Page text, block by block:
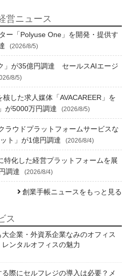
営ニュース
ー「Polyuse One」を開発・提供す
(2026/8/5)
」が35億円調達 セールスAIエージ
8/5)
した求人媒体「AVACAREER」を
が5000万円調達
(2026/8/5)
ラウドプラットフォームサービスな
ト」が1億円調達
(2026/8/4)
特化した経営プラットフォームを展
調達
(2026/8/4)
創業手帳ニュースをもっと見る
ス
企業・外資系企業なみのオフィス
ンタルオフィスの魅力
際にセルフレジの導入は必要？メ